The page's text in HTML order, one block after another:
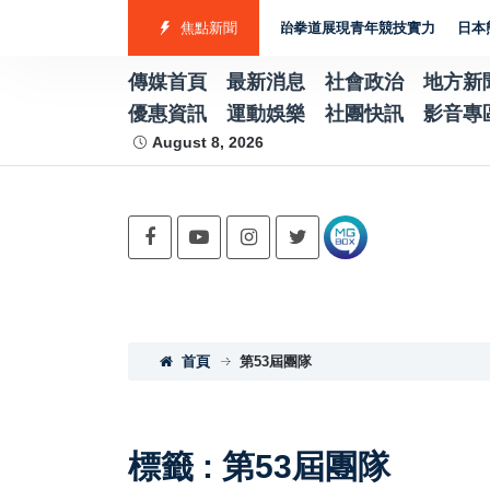
焦點新聞
表隊勇奪7金2銀4銅 游泳射箭籃球跆拳道展現青年競技實力 日本熊本強
傳媒首頁 最新消息 社會政治
地方新
優惠資訊
運動娛樂 社團快訊 影音專
August 8, 2026
首頁 第53屆團隊
標籤 : 第53屆團隊